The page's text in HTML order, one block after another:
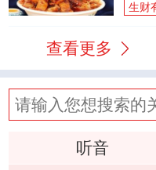
生财
查看更多
听音